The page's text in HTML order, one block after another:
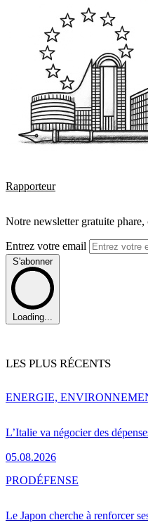
Rapporteur
Notre newsletter gratuite phare,
Entrez votre email
S'abonner
Loading...
LES PLUS RÉCENTS
L’Italie va négocier des
05.08.2026
ENERGIE,
Le Japon cherche à renforcer
PRODÉFENSE